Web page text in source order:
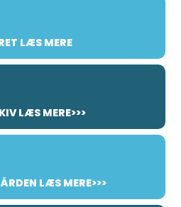
LÆS MERE
LÆS MERE>>>
LÆS MERE>>>